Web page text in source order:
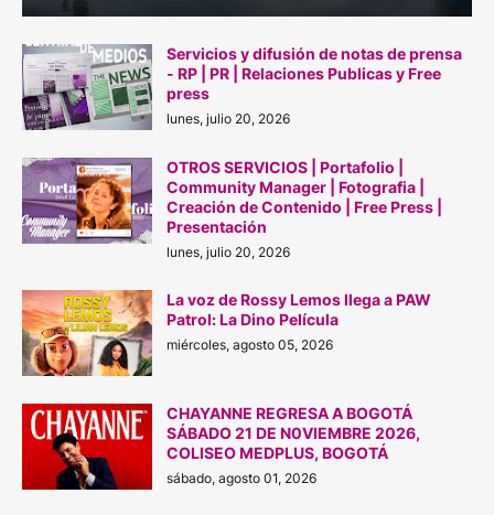
Servicios y difusión de notas de prensa
- RP | PR | Relaciones Publicas y Free
press
lunes, julio 20, 2026
OTROS SERVICIOS | Portafolio |
Community Manager | Fotografia |
Creación de Contenido | Free Press |
Presentación
lunes, julio 20, 2026
La voz de Rossy Lemos llega a PAW
Patrol: La Dino Película
miércoles, agosto 05, 2026
CHAYANNE REGRESA A BOGOTÁ
SÁBADO 21 DE N0VIEMBRE 2026,
COLISEO MEDPLUS, BOGOTÁ
sábado, agosto 01, 2026